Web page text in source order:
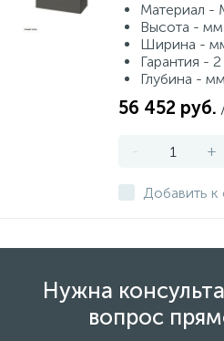
Материал
Высота -
Ширина -
Гарантия - 2
Глубина -
56 452 руб.
- +
Добавить
Нужна
вопрос